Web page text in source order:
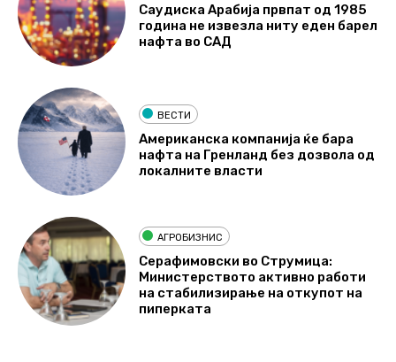
Саудиска Арабија првпат од 1985
година не извезла ниту еден барел
нафта во САД
ВЕСТИ
Американска компанија ќе бара
нафта на Гренланд без дозвола од
локалните власти
АГРОБИЗНИС
Серафимовски во Струмица:
Министерството активно работи
на стабилизирање на откупот на
пиперката